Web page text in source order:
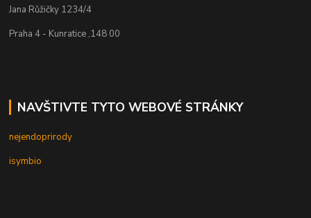
Jana Růžičky 1234/4
Praha 4 - Kunratice ,148 00
NAVŠTIVTE TYTO WEBOVÉ STRÁNKY
nejendoprirody
isymbio